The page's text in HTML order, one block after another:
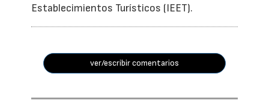
Establecimientos Turísticos (IEET).
ver/escribir comentarios